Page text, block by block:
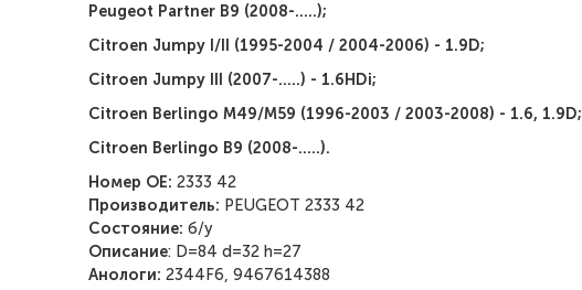
Peugeot Partner B9 (2008-.....);
Citroen Jumpy I/II (1995-2004 / 2004-2006) - 1.9D;
Citroen Jumpy III (2007-.....) - 1.6HDi;
Citroen Berlingo M49/M59 (1996-2003 / 2003-2008) - 1.6, 1.9D;
Citroen Berlingo B9 (2008-.....).
Номер ОЕ: 2333 42
Производитель: PEUGEOT 2333 42
Состояние: б/у
Описание: D=84 d=32 h=27
Анологи: 2344F6, 9467614388